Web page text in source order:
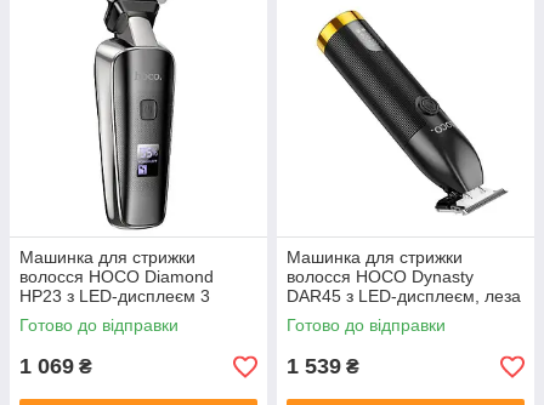
Машинка для стрижки
волосся HOCO Diamond
HP23 з LED-дисплеєм 3
насадки 600 мАг
Готово до відправки
1 069 ₴
Машинка для стрижки
волосся HOCO Dynasty
DAR45 з LED-дисплеєм, леза
з нержавіючої сталі, 1600 мАг
Готово до відправки
1 539 ₴